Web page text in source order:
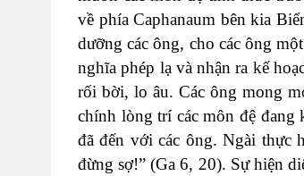
về phía Caphanaum bên kia
dưỡng các ông, cho các ông
nghĩa phép lạ và nhận ra kế
rối bời, lo âu. Các ông mong
chính lòng trí các môn đệ
đã đến với các ông. Ngài thực
đừng sợ!” (Ga 6, 20). Sự hiện